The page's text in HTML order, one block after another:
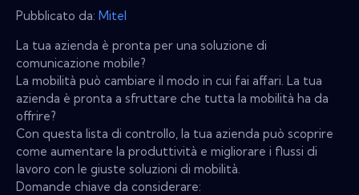
Pubblicato da: Mitel
La tua azienda è pronta per una soluzione di
comunicazione mobile?
La mobilità può cambiare il modo in cui fai affari. La tua
azienda è pronta a sfruttare che tutta la mobilità ha da
offrire?
Con questa lista di controllo, la tua azienda può scoprire
come aumentare la produttività e migliorare i flussi di
lavoro con le giuste soluzioni di mobilità.
Domande chiave da considerare: